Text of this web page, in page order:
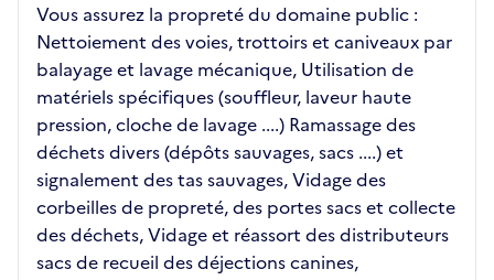
Vous assurez la propreté du domaine public :
Nettoiement des voies, trottoirs et caniveaux par
balayage et lavage mécanique, Utilisation de
matériels spécifiques (souffleur, laveur haute
pression, cloche de lavage ....) Ramassage des
déchets divers (dépôts sauvages, sacs ....) et
signalement des tas sauvages, Vidage des
corbeilles de propreté, des portes sacs et collecte
des déchets, Vidage et réassort des distributeurs
sacs de recueil des déjections canines,